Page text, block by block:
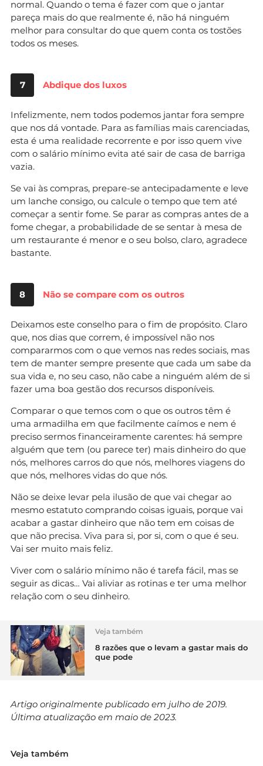
normal. Quando o tema é fazer com que o jantar
pareça mais do que realmente é, não há ninguém
melhor para consultar do que quem conta os tostões
todos os meses.
7 Abdique dos luxos
Infelizmente, nem todos podemos jantar fora sempre
que nos dá vontade. Para as famílias mais carenciadas,
esta é uma realidade recorrente e por isso quem vive
com o salário mínimo evita até sair de casa de barriga
vazia.
Se vai às compras, prepare-se antecipadamente e leve
um lanche consigo, ou calcule o tempo que tem até
começar a sentir fome. Se parar as compras antes de a
fome chegar, a probabilidade de se sentar à mesa de
um restaurante é menor e o seu bolso, claro, agradece
bastante.
8 Não se compare com os outros
Deixamos este conselho para o fim de propósito. Claro
que, nos dias que correm, é impossível não nos
compararmos com o que vemos nas redes sociais, mas
tem de manter sempre presente que cada um sabe da
sua vida e, no seu caso, não cabe a ninguém além de si
fazer uma boa gestão dos recursos disponíveis.
Comparar o que temos com o que os outros têm é
uma armadilha em que facilmente caímos e nem é
preciso sermos financeiramente carentes: há sempre
alguém que tem (ou parece ter) mais dinheiro do que
nós, melhores carros do que nós, melhores viagens do
que nós, melhores vidas do que nós.
Não se deixe levar pela ilusão de que vai chegar ao
mesmo estatuto comprando coisas iguais, porque vai
acabar a gastar dinheiro que não tem em coisas de
que não precisa. Viva para si, por si, com o que é seu.
Vai ser muito mais feliz.
Viver com o salário mínimo não é tarefa fácil, mas se
seguir as dicas… Vai aliviar as rotinas e ter uma melhor
relação com o seu dinheiro.
Veja também
8 razões que o levam a gastar mais do
que pode
Artigo originalmente publicado em julho de 2019.
Última atualização em maio de 2023.
Veja também